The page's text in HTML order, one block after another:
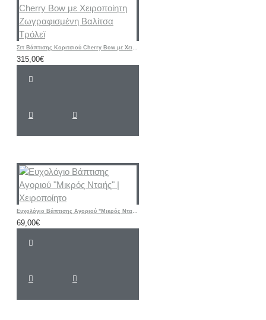
Σετ Βάπτισης Κοριτσιού Cherry Bow με Χειροποίητη Ζωγραφισμένη Βαλίτσα Τρόλεϊ
315,00€
Ευχολόγιο Βάπτισης Αγοριού "Μικρός Νταής" | Χειροποίητο
69,00€